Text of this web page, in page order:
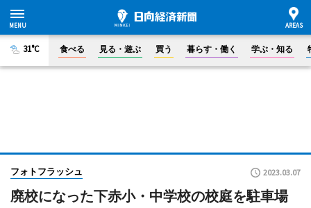
31°C 食べる 見る・遊ぶ 買う 暮らす・働く 学ぶ・知る
フォトフラッシュ 2023.03.07
廃校になった下赤小・中学校の校庭を駐車場